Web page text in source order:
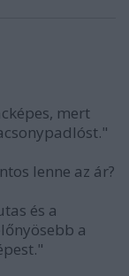
mert
lenne az ár?
és a
a